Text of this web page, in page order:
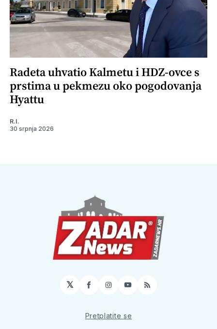
Radeta uhvatio Kalmetu i HDZ-ovce s
prstima u pekmezu oko pogodovanja
Hyattu
R.I.
30 srpnja 2026
𝕏 Facebook
Instagram
YouTube
RSS
Pretplatite se